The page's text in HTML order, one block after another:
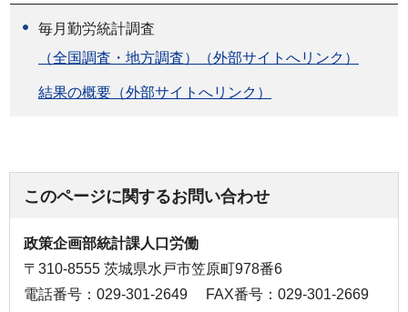
毎月勤労統計調査
（全国調査・地方調査）（外部サイトへリンク）
結果の概要（外部サイトへリンク）
このページに関するお問い合わせ
政策企画部統計課人口労働
〒310-8555 茨城県水戸市笠原町978番6
電話番号：029-301-2649
FAX番号：029-301-2669